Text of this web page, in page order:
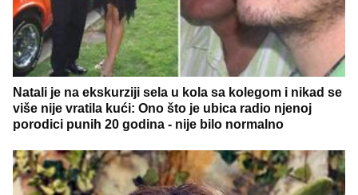
Natali je na ekskurziji sela u kola sa kolegom i nikad se
više nije vratila kući: Ono što je ubica radio njenoj
porodici punih 20 godina - nije bilo normalno